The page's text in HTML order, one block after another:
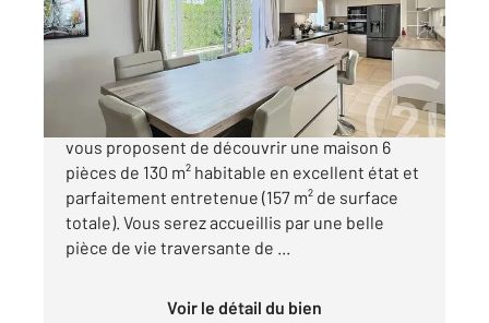
Maison à vendre
660 000 €
Les agences CENTURY 21 AES IMMOBILIER
vous proposent de découvrir une maison 6
pièces de 130 m² habitable en excellent état et
parfaitement entretenue (157 m² de surface
totale). Vous serez accueillis par une belle
pièce de vie traversante de ...
Voir le détail du bien